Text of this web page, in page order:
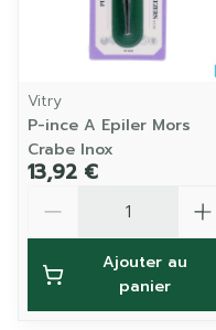
Vitry
P-ince A Epiler Mors
Crabe Inox
13,92 €
Ajouter au
panier